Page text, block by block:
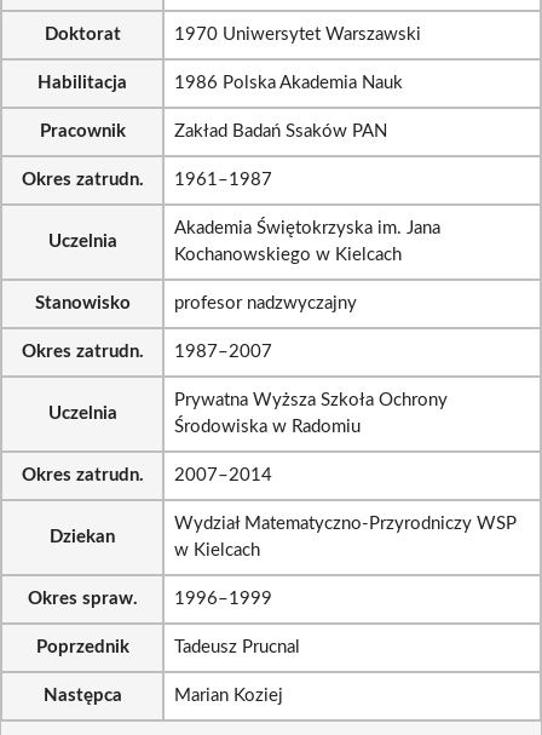
Doktorat 1970 Uniwersytet Warszawski
Habilitacja 1986 Polska Akademia Nauk
Pracownik Zakład Badań Ssaków PAN
Okres zatrudn. 1961–1987
Uczelnia
Akademia Świętokrzyska im. Jana
Kochanowskiego w Kielcach
Stanowisko profesor nadzwyczajny
Okres zatrudn. 1987–2007
Uczelnia
Prywatna Wyższa Szkoła Ochrony
Środowiska w Radomiu
Okres zatrudn. 2007–2014
Dziekan
Wydział Matematyczno-Przyrodniczy WSP
w Kielcach
Okres spraw. 1996–1999
Poprzednik Tadeusz Prucnal
Następca Marian Koziej